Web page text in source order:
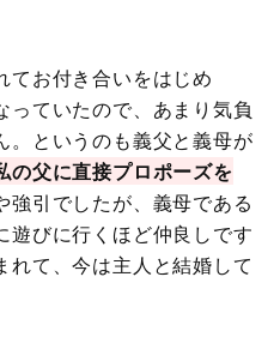
てお付き合いをはじめ
っていたので、あまり気負
。というのも義父と義母が
の父に直接プロポーズを
強引でしたが、義母である
遊びに行くほど仲良しです
れて、今は主人と結婚して